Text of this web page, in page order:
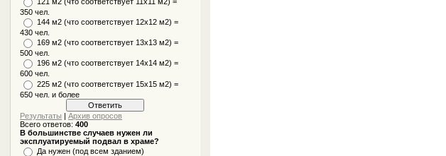
350 чел.
144 м2 (что соответствует 12х12 м2) =
430 чел.
169 м2 (что соответствует 13х13 м2) =
500 чел.
196 м2 (что соответствует 14х14 м2) =
600 чел.
225 м2 (что соответствует 15х15 м2) =
650 чел. и более
Результаты |Архив опросов
Всего ответов:400
В большинстве случаев нужен ли
эксплуатируемый подвал в храме?
Да нужен (под всем зданием)